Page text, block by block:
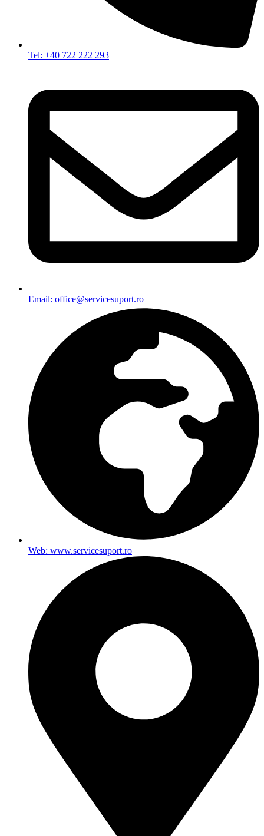
Tel: +40 722 222 293
Email: office@servicesuport.ro
Web: www.servicesuport.ro